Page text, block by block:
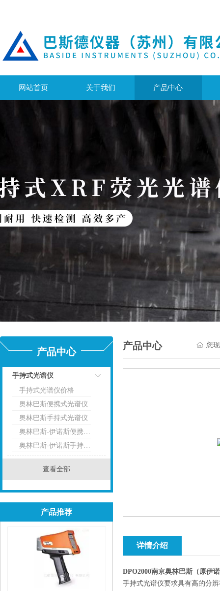
网站首页 关于我们 产品中心
产品中心
手持式光谱仪
点击
手持式光谱仪价格
奥林巴斯便携式光谱仪
奥林巴斯手持式光谱仪
奥林巴斯-伊诺斯便携式光谱仪
奥林巴斯-伊诺斯手持式光谱仪
查看全部
产品推荐
产品中心 您
详情介绍
DPO2000南京奥林巴斯 （原伊
手持式光谱仪要求具有高的分